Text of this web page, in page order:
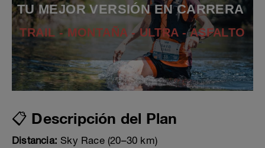
TU MEJOR VERSIÓN EN CARRERA
TRAIL - MONTAÑA - ULTRA - ASFALTO
📋 Descripción del Plan
Distancia: Sky Race (20–30 km)